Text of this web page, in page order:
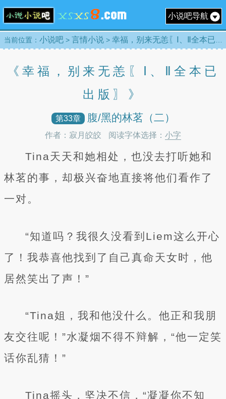
小说吧导航
当前位置： 小说吧 > 言情小说 > 幸福，别来无恙〖Ⅰ、Ⅱ全本已出版〗 [目录]
《幸福，别来无恙〖Ⅰ、Ⅱ全本已
出版〗》
第33章 腹/黑的林茗（二）
作者：寂月皎皎 阅读字体选择： 小字
Tina天天和她相处，也没去打听她和
林茗的事，却极兴奋地直接将他们看作了
一对。
“知道吗？我很久没看到Liem这么开心
了！我恭喜他找到了自己真命天女时，他
居然笑出了声！”
“Tina姐，我和他没什么。他正和我朋
友交往呢！”水凝烟不得不辩解，“他一定笑
话你乱猜！”
Tina摇头，坚决不信，“凝凝你不知